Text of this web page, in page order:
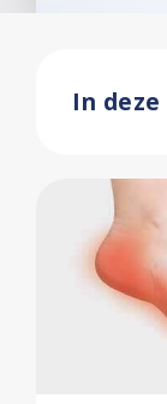
In